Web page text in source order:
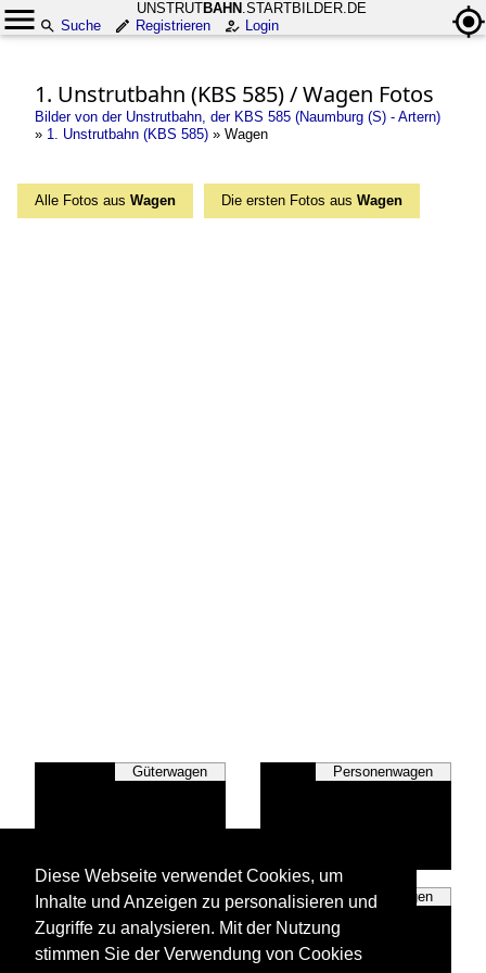
UNSTRUTBAHN .STARTBILDER.DE
Suche
Registrieren Login
1. Unstrutbahn (KBS 585) / Wagen Fotos
Bilder von der Unstrutbahn, der KBS 585 (Naumburg (S) - Artern)
» 1. Unstrutbahn (KBS 585) » Wagen
Alle Fotos aus Wagen Die ersten Fotos aus Wagen
Güterwagen Personenwagen
Sonstige Wagen Speisewagen
Diese Webseite verwendet Cookies, um
Inhalte und Anzeigen zu personalisieren und
Zugriffe zu analysieren. Mit der Nutzung
stimmen Sie der Verwendung von Cookies